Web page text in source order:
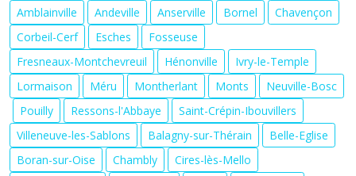
Amblainville Andeville Anserville Bornel
Chavençon
Corbeil-Cerf
Esches
Fosseuse
Fresneaux-Montchevreuil
Hénonville
Ivry-le-Temple
Lormaison
Méru Montherlant Monts
Neuville-Bosc
Pouilly
Ressons-l'Abbaye
Saint-Crépin-Ibouvillers
Villeneuve-les-Sablons
Balagny-sur-Thérain
Belle-Eglise
Boran-sur-Oise
Chambly
Cires-lès-Mello